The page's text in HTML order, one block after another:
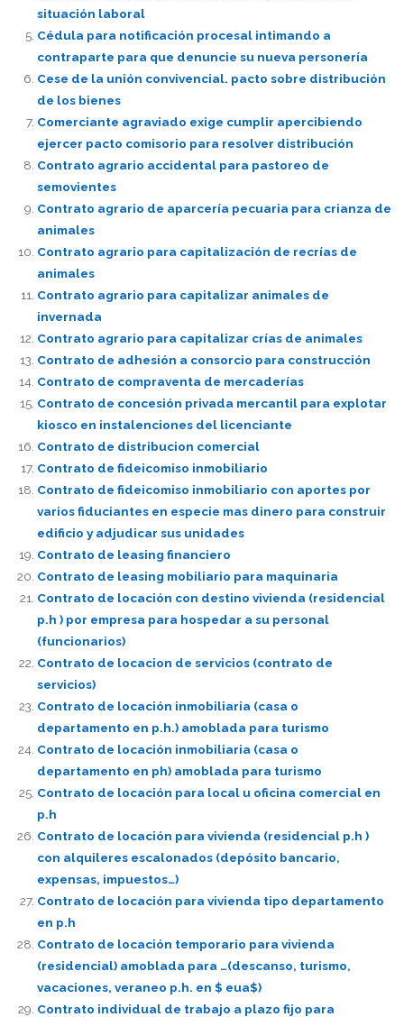
situación laboral
Cédula para notificación procesal intimando a
contraparte para que denuncie su nueva personería
Cese de la unión convivencial. pacto sobre distribución
de los bienes
Comerciante agraviado exige cumplir apercibiendo
ejercer pacto comisorio para resolver distribución
Contrato agrario accidental para pastoreo de
semovientes
Contrato agrario de aparcería pecuaria para crianza de
animales
Contrato agrario para capitalización de recrías de
animales
Contrato agrario para capitalizar animales de
invernada
Contrato agrario para capitalizar crías de animales
Contrato de adhesión a consorcio para construcción
Contrato de compraventa de mercaderías
Contrato de concesión privada mercantil para explotar
kiosco en instalenciones del licenciante
Contrato de distribucion comercial
Contrato de fideicomiso inmobiliario
Contrato de fideicomiso inmobiliario con aportes por
varios fiduciantes en especie mas dinero para construir
edificio y adjudicar sus unidades
Contrato de leasing financiero
Contrato de leasing mobiliario para maquinaria
Contrato de locación con destino vivienda (residencial
p.h ) por empresa para hospedar a su personal
(funcionarios)
Contrato de locacion de servicios (contrato de
servicios)
Contrato de locación inmobiliaria (casa o
departamento en p.h.) amoblada para turismo
Contrato de locación inmobiliaria (casa o
departamento en ph) amoblada para turismo
Contrato de locación para local u oficina comercial en
p.h
Contrato de locación para vivienda (residencial p.h )
con alquileres escalonados (depósito bancario,
expensas, impuestos…)
Contrato de locación para vivienda tipo departamento
en p.h
Contrato de locación temporario para vivienda
(residencial) amoblada para …(descanso, turismo,
vacaciones, veraneo p.h. en $ eua$)
Contrato individual de trabajo a plazo fijo para